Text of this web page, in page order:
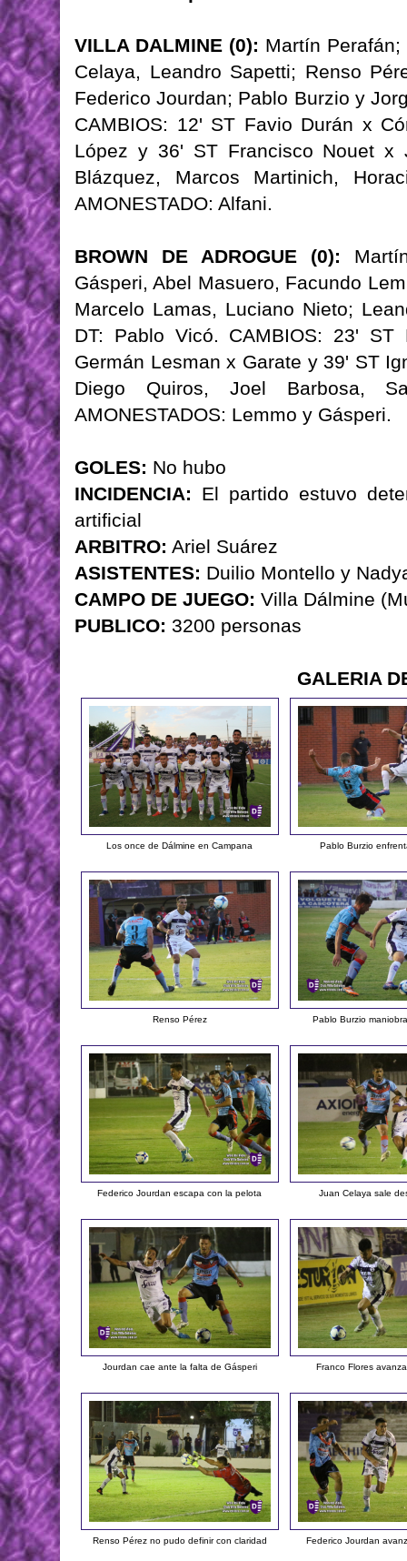
VILLA DALMINE (0): Martín
Celaya, Leandro Sapetti; Renso
Federico Jourdan; Pablo Burzio y
CAMBIOS: 12' ST Favio Durán x
López y 36' ST Francisco Nouet x
Blázquez, Marcos Martinich,
AMONESTADO: Alfani.
BROWN DE ADROGUE (0):
Gásperi, Abel Masuero, Facundo
Marcelo Lamas, Luciano Nieto;
DT: Pablo Vicó. CAMBIOS: 23'
Germán Lesman x Garate y 39' ST
Diego Quiros, Joel Barbosa,
AMONESTADOS: Lemmo y Gásperi.
GOLES: No hubo
INCIDENCIA: El partido estuvo
artificial
ARBITRO: Ariel Suárez
ASISTENTES: Duilio Montello y
CAMPO DE JUEGO: Villa Dálmine
PUBLICO: 3200 personas
GALERIA
Los once de Dálmine en Campana Pablo Burzio
Renso Pérez Pablo Burzio
Federico Jourdan escapa con la pelota Juan Celaya sale
Jourdan cae ante la falta de Gásperi Franco Flores
Renso Pérez no pudo definir con claridad Federico Jourdan